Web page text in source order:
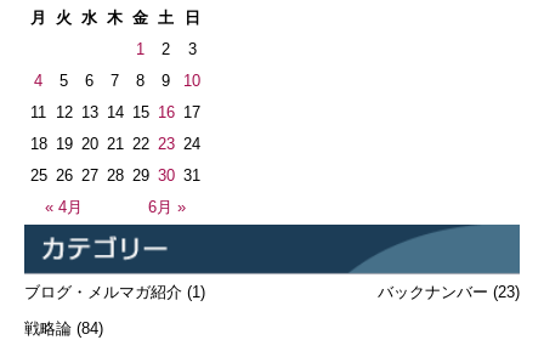
月
火 水 木 金 土 日
« 4月 6月 »
1 2
3
4
5 6 7 8 9
10
11
12 13 14 15 16 17
18 19 20 21 22 23 24
25 26 27 28 29 30 31
ブログ・メルマガ紹介 (1)
戦略論 (84)
バックナンバー (23)